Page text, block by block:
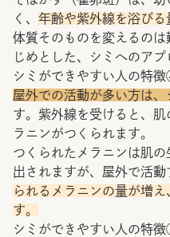
く、 年齢や紫外線を浴びる
体質そのものを変えるの
じめとした、シミへのアプ
シミができやすい人の特
屋外での活動が多い方は
す。紫外線を受けると、
ラニンがつくられます。
つくられたメラニンは肌
出されますが、屋外で活
られるメラニンの量が増
す。
シミができやすい人の特